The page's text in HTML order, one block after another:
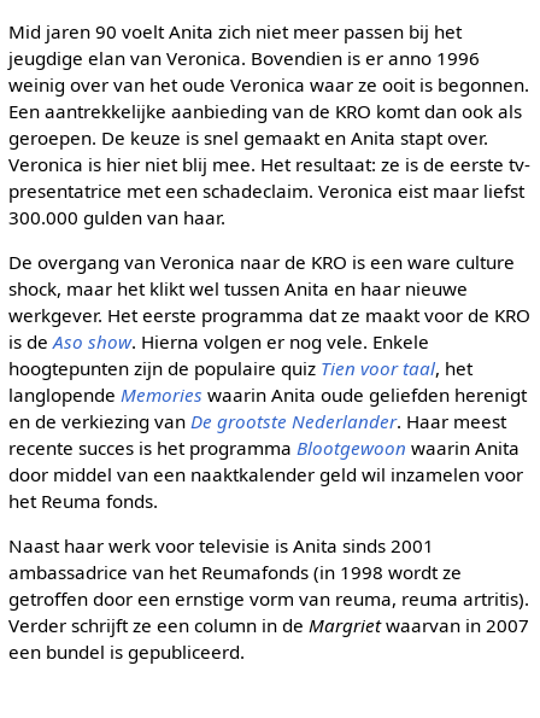
Mid jaren 90 voelt Anita zich niet meer passen bij het
jeugdige elan van Veronica. Bovendien is er anno 1996
weinig over van het oude Veronica waar ze ooit is begonnen.
Een aantrekkelijke aanbieding van de KRO komt dan ook als
geroepen. De keuze is snel gemaakt en Anita stapt over.
Veronica is hier niet blij mee. Het resultaat: ze is de eerste tv-
presentatrice met een schadeclaim. Veronica eist maar liefst
300.000 gulden van haar.
De overgang van Veronica naar de KRO is een ware culture
shock, maar het klikt wel tussen Anita en haar nieuwe
werkgever. Het eerste programma dat ze maakt voor de KRO
is de Aso show. Hierna volgen er nog vele. Enkele
hoogtepunten zijn de populaire quiz Tien voor taal, het
langlopende Memories waarin Anita oude geliefden herenigt
en de verkiezing van De grootste Nederlander. Haar meest
recente succes is het programma Blootgewoon waarin Anita
door middel van een naaktkalender geld wil inzamelen voor
het Reuma fonds.
Naast haar werk voor televisie is Anita sinds 2001
ambassadrice van het Reumafonds (in 1998 wordt ze
getroffen door een ernstige vorm van reuma, reuma artritis).
Verder schrijft ze een column in de Margrietwaarvan in 2007
een bundel is gepubliceerd.